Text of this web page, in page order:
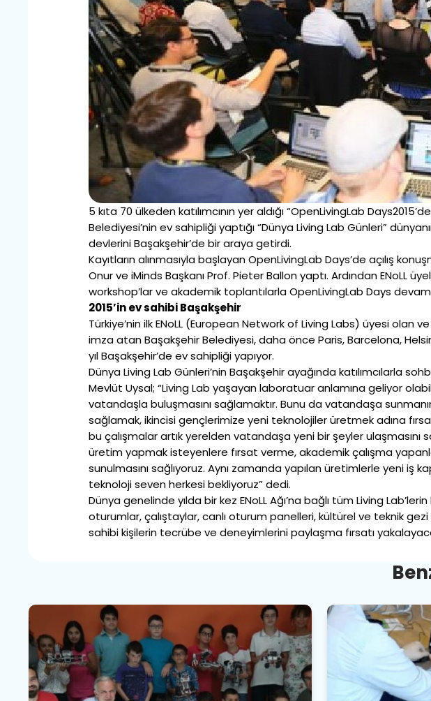
5 kıta 70 ülkeden katılımcının yer aldığı “OpenLivingLab
Belediyesi’nin ev sahipliği yaptığı “Dünya Living Lab Günleri”
devlerini Başakşehir’de bir araya getirdi.
Kayıtların alınmasıyla başlayan OpenLivingLab Days’de açılış
Onur ve iMinds Başkanı Prof. Pieter Ballon yaptı. Ardından ENoLL
workshop’lar ve akademik toplantılarla OpenLivingLab Days
2015’in ev sahibi Başakşehir
Türkiye’nin ilk ENoLL (European Network of Living Labs) üyesi
imza atan Başakşehir Belediyesi, daha önce Paris, Barcelona,
yıl Başakşehir’de ev sahipliği yapıyor.
Dünya Living Lab Günleri’nin Başakşehir ayağında katılımcılarla
Mevlüt Uysal; “Living Lab yaşayan laboratuar anlamına geliyor
vatandaşla buluşmasını sağlamaktır. Bunu da vatandaşa
sağlamak, ikincisi gençlerimize yeni teknolojiler üretmek adına
bu çalışmalar artık yerelden vatandaşa yeni bir şeyler ulaşmasını
üretim yapmak isteyenlere fırsat verme, akademik çalışma
sunulmasını sağlıyoruz. Aynı zamanda yapılan üretimlerle yeni iş
teknoloji seven herkesi bekliyoruz” dedi.
Dünya genelinde yılda bir kez ENoLL Ağı’na bağlı tüm Living
oturumlar, çalıştaylar, canlı oturum panelleri, kültürel ve teknik
sahibi kişilerin tecrübe ve deneyimlerini paylaşma fırsatı
Ben